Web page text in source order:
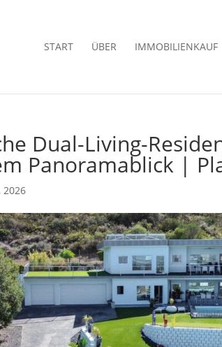
START ÜBER IMMOBILIENKAUF
Dual-Living-
Panoramablick |
2026